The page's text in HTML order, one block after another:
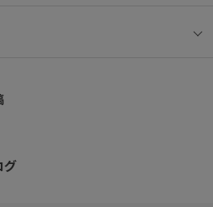
抗菌加工の生地を使用。
に開かないようにするセーフティロッ
グ